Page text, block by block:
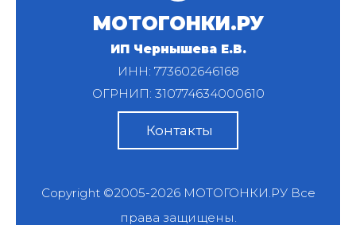
МОТОГОНКИ.РУ
ИП Чернышева Е.В.
ИНН: 773602646168
ОГРНИП: 310774634000610
Контакты
Copyright ©2005-2026 МОТОГОНКИ.РУВсе
права защищены.